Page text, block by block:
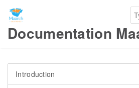
Documentation
Introduction